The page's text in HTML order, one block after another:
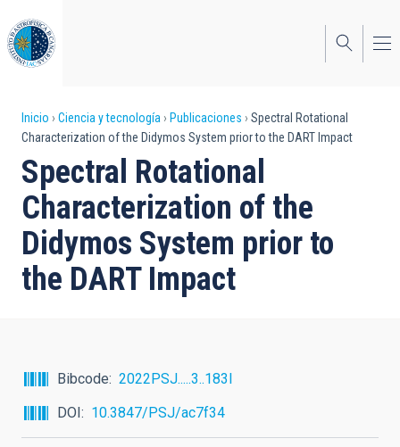
al
contenido
principal
Sobrescribir
enlaces
de
ayuda
a
la
Inicio Ciencia y tecnología Publicaciones
Spectral Rotational
Characterization of the Didymos System prior to the DART Impact
Spectral Rotational
Characterization of the
Didymos System prior to
the DART Impact
Bibcode
2022PSJ.....3..183I
DOI
10.3847/PSJ/ac7f34